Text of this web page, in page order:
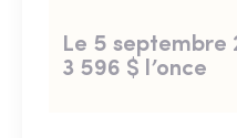
Le 5 septembre
3 596 $ l’once